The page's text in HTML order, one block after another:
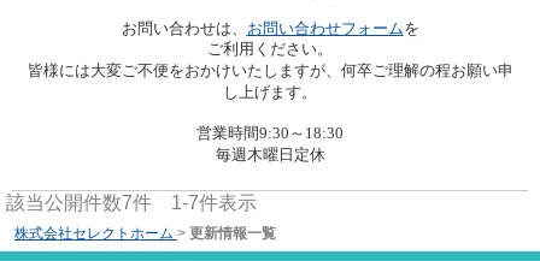
お問い合わせは、 お問い合わせフォームを
ご利用ください。
皆様には大変ご不便をおかけいたしますが、何卒ご理解の程お願い申
し上げます。
営業時間9:30～18:30
毎週木曜日定休
該当公開件数7件 1-7件表示
株式会社セレクトホーム > 更新情報一覧